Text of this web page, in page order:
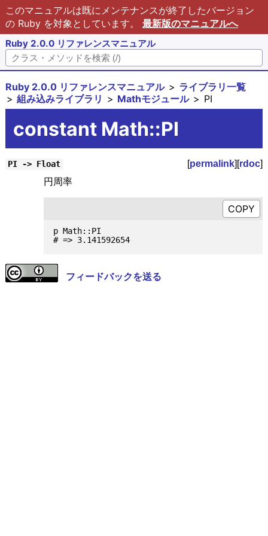
このマニュアルは既にメンテナンスが終了したバージョン
の Ruby を対象としています。 最新版のマニュアルへ
Ruby 2.0.0 リファレンスマニュアル
Ruby 2.0.0 リファレンスマニュアル
ライブラリ一覧
組み込みライブラリ
Mathモジュール PI
constant Math::PI
PI -> Float [permalink][rdoc]
円周率
p Math::PI
# => 3.141592654
フィードバックを送る